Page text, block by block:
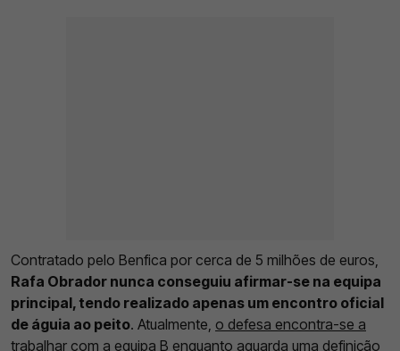
Contratado pelo Benfica por cerca de 5 milhões de euros,
Rafa Obrador nunca conseguiu afirmar-se na equipa
principal, tendo realizado apenas um encontro oficial
de águia ao peito. Atualmente, o defesa encontra-se a
trabalhar com a equipa B enquanto aguarda uma definição